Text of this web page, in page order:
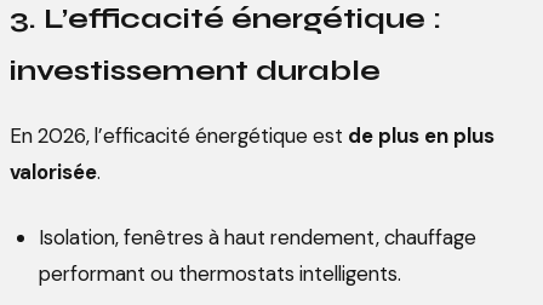
3. L’efficacité énergétique :
investissement durable
En 2026, l’efficacité énergétique est de plus en plus
valorisée.
Isolation, fenêtres à haut rendement, chauffage
performant ou thermostats intelligents.